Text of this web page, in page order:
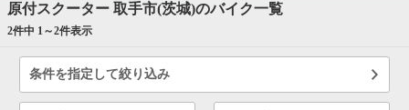
原付スクーター 取手市(茨城)のバイク一覧
2件中 1～2件表示
条件を指定して絞り込み